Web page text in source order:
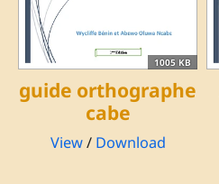
1005 KB
guide orthographe
cabe
View/ Download